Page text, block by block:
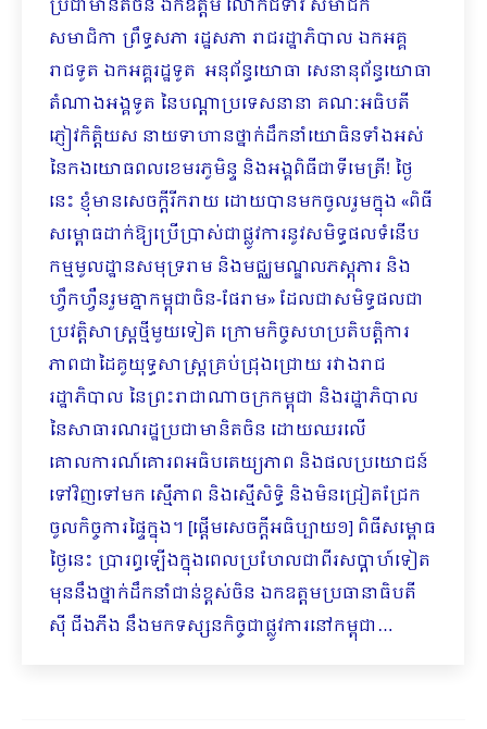
ប្រជាមានិតចិន​ ឯកឧត្តម លោកជំទាវ សមាជិក
សមាជិកា ព្រឹទ្ធសភា រដ្ឋសភា រាជរដ្ឋាភិបាល ឯកអគ្គ
រាជទូត ឯកអគ្គរដ្ឋទូត អនុព័ន្ធយោធា សេនានុព័ន្ធយោធា
តំណាងអង្គទូត នៃបណ្តាប្រទេសនានា គណៈអធិបតី
ភ្ញៀវកិត្តិយស នាយទាហានថ្នាក់ដឹកនាំយោធិនទាំងអស់
នៃកងយោធពលខេមរភូមិន្ទ​ និងអង្គពិធីជាទីមេត្រី! ថ្ងៃ
នេះ ខ្ញុំមានសេចក្តីរីករាយ ដោយបានមកចូលរួមក្នុង «ពិធី
សម្ពោធដាក់ឱ្យប្រើប្រាស់ជាផ្លូវការនូវសមិទ្ធផលទំនើប
កម្មមូលដ្ឋានសមុទ្ររាម និងមជ្ឈមណ្ឌលភស្តុភារ និង
ហ្វឹកហ្វឺនរួមគ្នាកម្ពុជាចិន-ផែរាម» ដែលជាសមិទ្ធផលជា
ប្រវត្តិសាស្រ្តថ្មីមួយទៀត ក្រោមកិច្ចសហប្រតិបត្តិការ
ភាពជាដៃគូយុទ្ធសាស្រ្តគ្រប់ជ្រុងជ្រោយ រវាងរាជ
រដ្ឋាភិបាល នៃព្រះរាជាណាចក្រកម្ពុជា និងរដ្ឋាភិបាល
នៃសាធារណរដ្ឋប្រជាមានិតចិន ដោយឈរលើ
គោលការណ៍គោរពអធិបតេយ្យភាព និងផលប្រយោជន៍
ទៅវិញទៅមក ស្មើភាព និងស្មើសិទ្ធិ និងមិនជ្រៀតជ្រែក
ចូលកិច្ចការផ្ទៃក្នុង។​ [ផ្ដើមសេចក្ដីអធិប្បាយ១] ពិធីសម្ពោធ
ថ្ងៃនេះ ប្រារព្ធឡើងក្នុង​ពេលប្រហែលជាពីរសប្ដាហ៍ទៀត
មុននឹងថ្នាក់ដឹកនាំជាន់ខ្ពស់ចិន ឯកឧត្តមប្រ​ធានាធិបតី
ស៊ី ជីងភីង នឹងមកទស្សនកិច្ចជាផ្លូវការនៅកម្ពុជា…